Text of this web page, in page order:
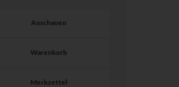
Anschauen
Warenkorb
Merkzettel